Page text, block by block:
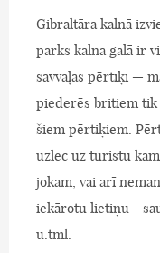
Gibraltāra kalnā
parks kalna galā ir
savvaļas pērtiķi —
piederēs britiem tik
šiem pērtiķiem.
uzlec uz tūristu
jokam, vai arī
iekārotu lietiņu -
u.tml.